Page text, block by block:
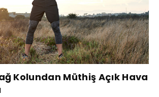
Kolundan Müthiş Açık Hava